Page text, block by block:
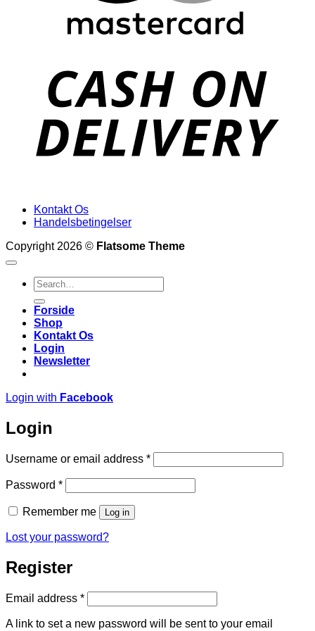
Kontakt Os
Handelsbetingelser
Copyright 2026 © Flatsome Theme
Search
for:
Forside
Shop
Kontakt Os
Login
Newsletter
Login with Facebook
Login
Username or email address *Required
Password *Required
Remember me Log in
Lost your password?
Register
Email address *Required
A link to set a new password will be sent to your email